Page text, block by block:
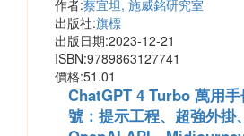
作者:蔡宜坦, 施威銘研究室
出版社:旗標
出版日期:2023-12-21
ISBN:9789863127741
價格:51.01
ChatGPT 4 Turbo 萬用
號：提示工程、超強外掛